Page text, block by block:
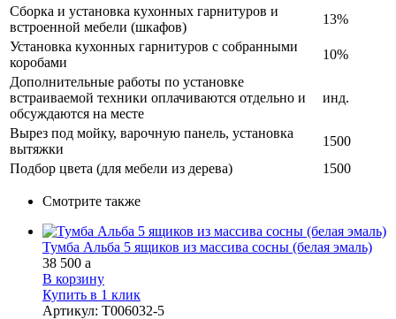
Сборка и установка кухонных гарнитуров и
встроенной мебели (шкафов)
13%
Установка кухонных гарнитуров с собранными
коробами
10%
Дополнительные работы по установке
встраиваемой техники оплачиваются отдельно и
обсуждаются на месте
инд.
Вырез под мойку, варочную панель, установка
вытяжки
1500
Подбор цвета (для мебели из дерева)
1500
Смотрите также
Тумба Альба 5 ящиков из массива сосны (белая эмаль)
38 500 a
В корзину
Купить в 1 клик
Артикул: Т006032-5